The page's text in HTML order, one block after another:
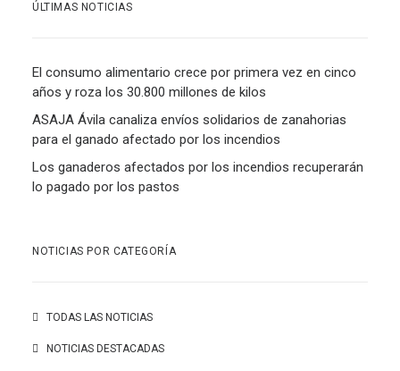
ÚLTIMAS NOTICIAS
El consumo alimentario crece por primera vez en cinco
años y roza los 30.800 millones de kilos
ASAJA Ávila canaliza envíos solidarios de zanahorias
para el ganado afectado por los incendios
Los ganaderos afectados por los incendios recuperarán
lo pagado por los pastos
NOTICIAS POR CATEGORÍA
TODAS LAS NOTICIAS
NOTICIAS DESTACADAS